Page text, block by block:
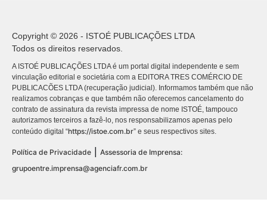
Copyright © 2026 - ISTOÉ PUBLICAÇÕES LTDA
Todos os direitos reservados.
A ISTOÉ PUBLICAÇÕES LTDA é um portal digital independente e sem
vinculação editorial e societária com a EDITORA TRES COMÉRCIO DE
PUBLICACÕES LTDA (recuperação judicial). Informamos também que não
realizamos cobranças e que também não oferecemos cancelamento do
contrato de assinatura da revista impressa de nome ISTOÉ, tampouco
autorizamos terceiros a fazê-lo, nos responsabilizamos apenas pelo
conteúdo digital “https://istoe.com.br” e seus respectivos sites.
Política de Privacidade
Assessoria de Imprensa:
grupoentre.imprensa@agenciafr.com.br